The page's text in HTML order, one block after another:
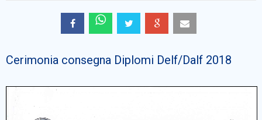
Comunicazioni Esterne
Cerimonia consegna Diplomi Delf/Dalf 2018